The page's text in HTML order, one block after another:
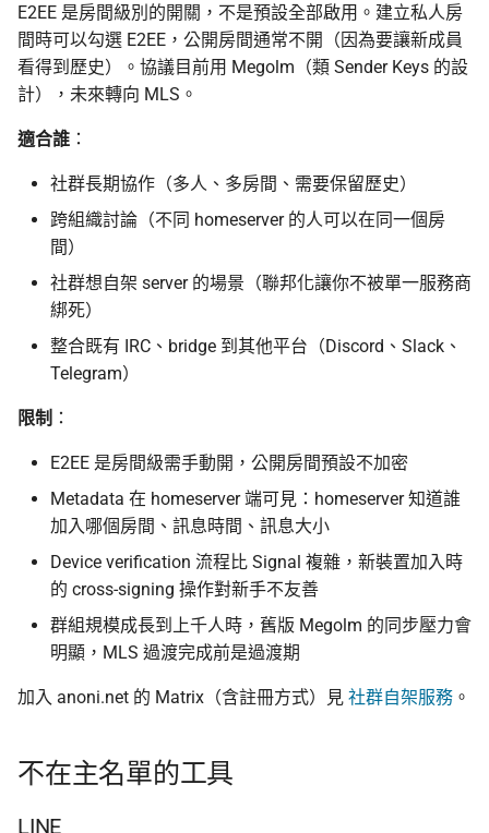
E2EE 是房間級別的開關，不是預設全部啟用。建立私人房
間時可以勾選 E2EE，公開房間通常不開（因為要讓新成員
看得到歷史）。協議目前用 Megolm（類 Sender Keys 的設
計），未來轉向 MLS。
適合誰 ：
社群長期協作（多人、多房間、需要保留歷史）
跨組織討論（不同 homeserver 的人可以在同一個房
間）
社群想自架 server 的場景（聯邦化讓你不被單一服務商
綁死）
整合既有 IRC、bridge 到其他平台（Discord、Slack、
Telegram）
限制 ：
E2EE 是房間級需手動開，公開房間預設不加密
Metadata 在 homeserver 端可見：homeserver 知道誰
加入哪個房間、訊息時間、訊息大小
Device verification 流程比 Signal 複雜，新裝置加入時
的 cross-signing 操作對新手不友善
群組規模成長到上千人時，舊版 Megolm 的同步壓力會
明顯，MLS 過渡完成前是過渡期
加入 anoni.net 的 Matrix（含註冊方式）見 社群自架服務 。
不在主名單的工具
LINE